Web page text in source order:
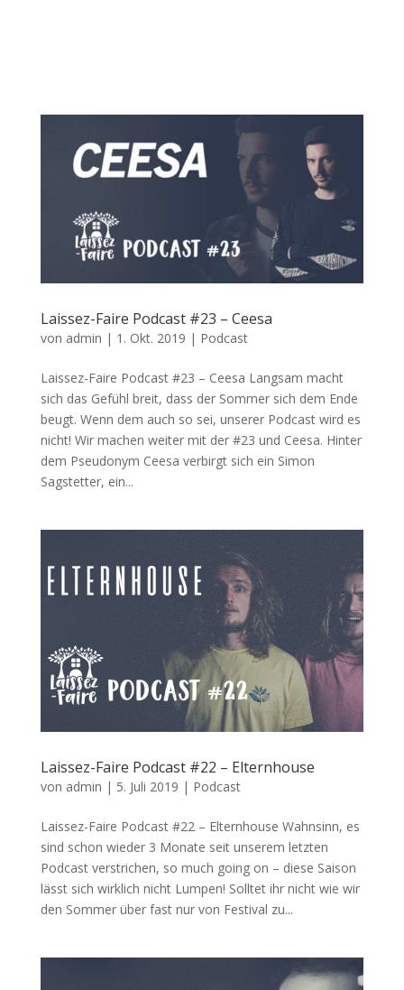
Laissez-Faire Podcast #23 – Ceesa
von admin | 1. Okt. 2019 | Podcast
Laissez-Faire Podcast #23 – Ceesa Langsam macht
sich das Gefühl breit, dass der Sommer sich dem Ende
beugt. Wenn dem auch so sei, unserer Podcast wird es
nicht! Wir machen weiter mit der #23 und Ceesa. Hinter
dem Pseudonym Ceesa verbirgt sich ein Simon
Sagstetter, ein...
Laissez-Faire Podcast #22 – Elternhouse
von admin | 5. Juli 2019 | Podcast
Laissez-Faire Podcast #22 – Elternhouse Wahnsinn, es
sind schon wieder 3 Monate seit unserem letzten
Podcast verstrichen, so much going on – diese Saison
lässt sich wirklich nicht Lumpen! Solltet ihr nicht wie wir
den Sommer über fast nur von Festival zu...